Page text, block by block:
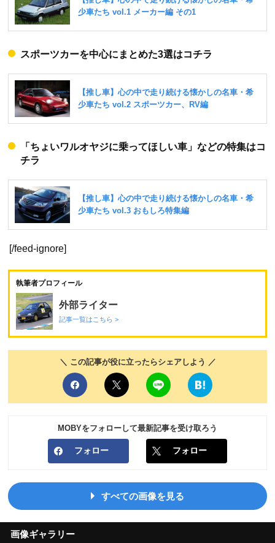
スポーツカーを中心にまとめた3選はコチラ
「ちょいワルオヤジに乗ってほしい車」などの特集はコ
チラ
[/feed-ignore]
執筆者プロフィール
外部ライター
記事一覧はこちら >
＼ この記事が役に立ったらシェアしよう ／
MOBYをフォローして最新記事を受け取ろう
フォロー フォロー
すべての画像を見る
画像ギャラリー